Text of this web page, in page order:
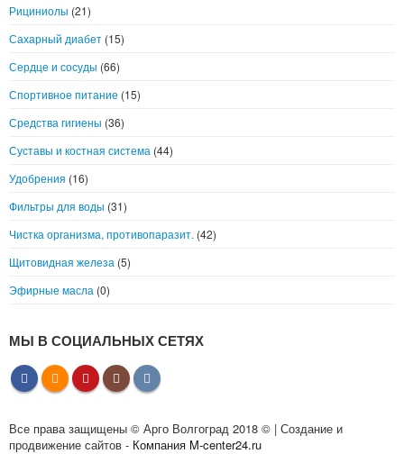
Рициниолы (21)
Сахарный диабет (15)
Сердце и сосуды (66)
Спортивное питание (15)
Средства гигиены (36)
Суставы и костная система (44)
Удобрения (16)
Фильтры для воды (31)
Чистка организма, противопаразит. (42)
Щитовидная железа (5)
Эфирные масла (0)
МЫ В СОЦИАЛЬНЫХ СЕТЯХ
Все права защищены © Арго Волгоград 2018 © | Создание и
продвижение сайтов - Компания M-center24.ru